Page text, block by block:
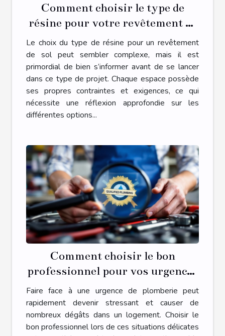
Comment choisir le type de
résine pour votre revêtement de
sol ?
Le choix du type de résine pour un revêtement
de sol peut sembler complexe, mais il est
primordial de bien s’informer avant de se lancer
dans ce type de projet. Chaque espace possède
ses propres contraintes et exigences, ce qui
nécessite une réflexion approfondie sur les
différentes options...
Comment choisir le bon
professionnel pour vos urgences
de plomberie ?
Faire face à une urgence de plomberie peut
rapidement devenir stressant et causer de
nombreux dégâts dans un logement. Choisir le
bon professionnel lors de ces situations délicates